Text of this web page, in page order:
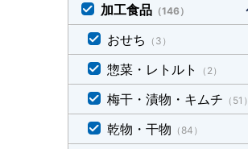
加工食品 （146）
おせち （3）
惣菜・レトルト （2）
梅干・漬物・キムチ （51）
乾物・干物 （84）